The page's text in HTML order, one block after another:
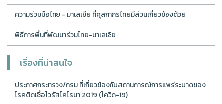
ความร่วมมือไทย - มาเลเซีย ที่ศุลกากรไทยมีส่วนเกี่ยวข้องด้วย
พิธีการพื้นที่พัฒนาร่วมไทย-มาเลเซีย
เรื่องที่น่าสนใจ
ประกาศกระทรวง/กรม ที่เกี่ยวข้องกับสถานการณ์การแพร่ระบาดของ
โรคติดเชื้อไวรัสโคโรนา 2019 (โควิด-19)